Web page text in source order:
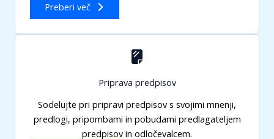
Preberi več
Priprava predpisov
Sodelujte pri pripravi predpisov s svojimi mnenji,
predlogi, pripombami in pobudami predlagateljem
predpisov in odločevalcem.